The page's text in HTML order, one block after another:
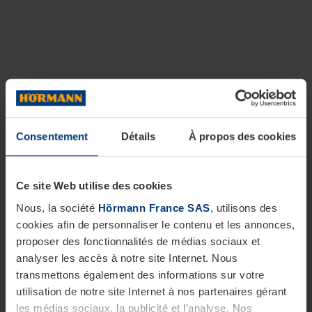
Consentement Détails À propos des cookies
Ce site Web utilise des cookies
Nous, la société Hörmann France SAS, utilisons des
cookies afin de personnaliser le contenu et les annonces,
proposer des fonctionnalités de médias sociaux et
analyser les accès à notre site Internet. Nous
transmettons également des informations sur votre
utilisation de notre site Internet à nos partenaires gérant
les médias sociaux, la publicité et l’analyse. Nos